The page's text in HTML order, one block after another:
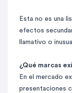
Esta no es una
efectos
llamativo o
¿Qué marcas
En el mercado
presentaciones